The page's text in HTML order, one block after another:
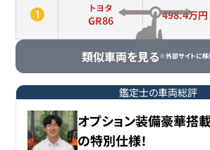
トヨタ
GR86 498.4万円
類似車両を見る※外部サイトに移
鑑定士の車両総評
オプション装備豪華搭
の特別仕様！